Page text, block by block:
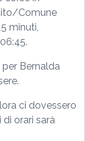
Comune
minuti,
Bernalda
ci dovessero
orari sarà